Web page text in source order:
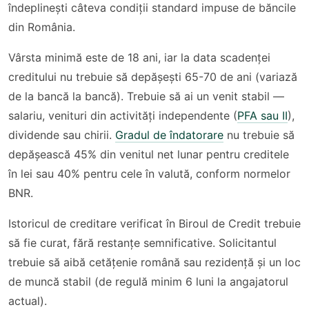
îndeplinești câteva condiții standard impuse de băncile
din România.
Vârsta minimă este de 18 ani, iar la data scadenței
creditului nu trebuie să depășești 65-70 de ani (variază
de la bancă la bancă). Trebuie să ai un venit stabil —
salariu, venituri din activități independente (PFA sau II),
dividende sau chirii. Gradul de îndatorare nu trebuie să
depășească 45% din venitul net lunar pentru creditele
în lei sau 40% pentru cele în valută, conform normelor
BNR.
Istoricul de creditare verificat în Biroul de Credit trebuie
să fie curat, fără restanțe semnificative. Solicitantul
trebuie să aibă cetățenie română sau rezidență și un loc
de muncă stabil (de regulă minim 6 luni la angajatorul
actual).